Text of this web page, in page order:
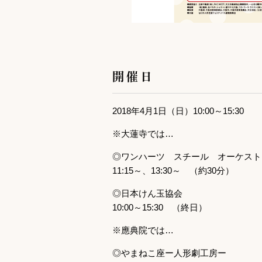
開催日
2018年4月1日（日）10:00～15:30
※大蓮寺では…
◎ワンハーツ スチール オーケス
11:15～、13:30～ （約30分）
◎日本けん玉協会
10:00～15:30 （終日）
※應典院では…
◎やまねこ座ー人形劇工房ー